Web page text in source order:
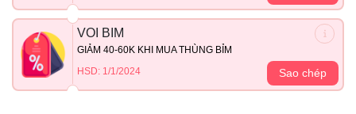
VOI BIM
GIẢM 40-60K KHI MUA THÙNG BỈM
HSD: 1/1/2024
Sao chép